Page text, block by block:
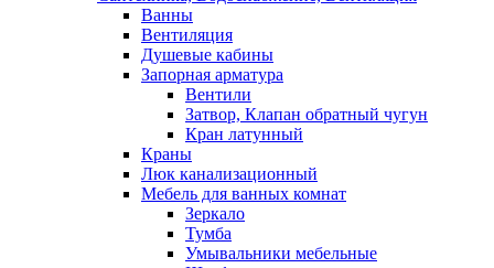
Ванны
Вентиляция
Душевые кабины
Запорная арматура
Вентили
Затвор, Клапан обратный чугун
Кран латунный
Краны
Люк канализационный
Мебель для ванных комнат
Зеркало
Тумба
Умывальники мебельные